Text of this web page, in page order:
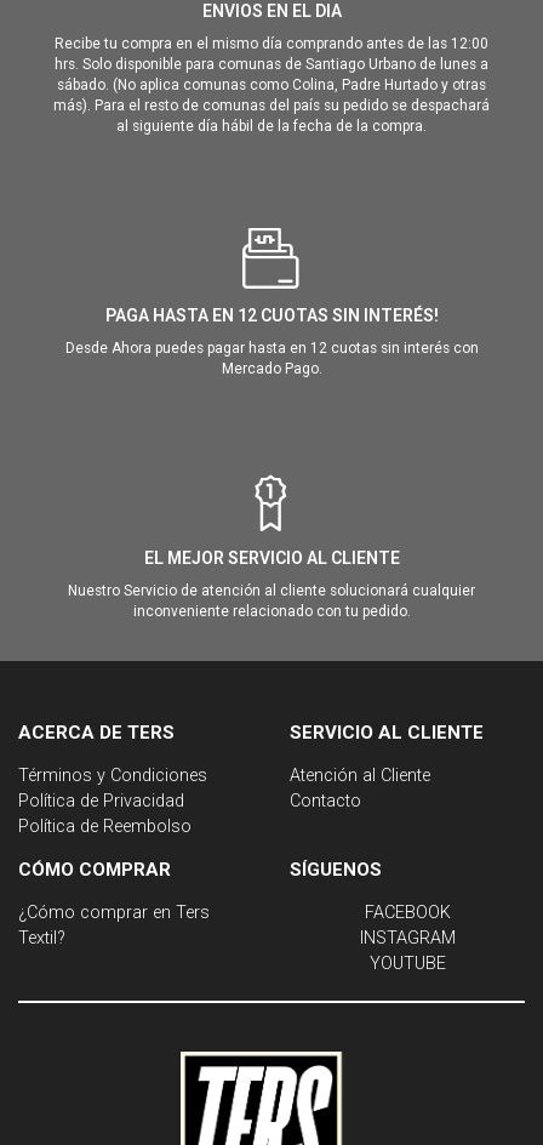
ENVIOS EN EL DIA
Recibe tu compra en el mismo día comprando antes de las 12:00
hrs. Solo disponible para comunas de Santiago Urbano de lunes a
sábado. (No aplica comunas como Colina, Padre Hurtado y otras
más). Para el resto de comunas del país su pedido se despachará
al siguiente día hábil de la fecha de la compra.
PAGA HASTA EN 12 CUOTAS SIN INTERÉS!
Desde Ahora puedes pagar hasta en 12 cuotas sin interés con
Mercado Pago.
EL MEJOR SERVICIO AL CLIENTE
Nuestro Servicio de atención al cliente solucionará cualquier
inconveniente relacionado con tu pedido.
ACERCA DE TERS
Términos y Condiciones
Política de Privacidad
Política de Reembolso
SERVICIO AL CLIENTE
Atención al Cliente
Contacto
CÓMO COMPRAR
¿Cómo comprar en Ters
Textil?
SÍGUENOS
FACEBOOK
INSTAGRAM
YOUTUBE